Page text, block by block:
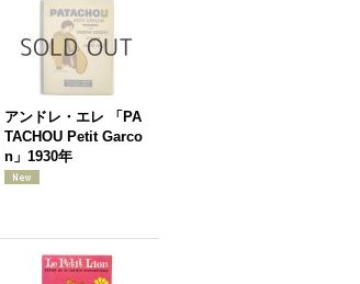
アンドレ・エレ 「PA
TACHOU Petit Garco
n」1930年